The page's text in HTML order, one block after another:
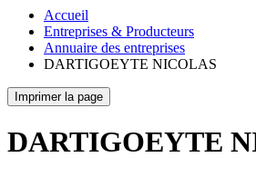
Accueil
Entreprises & Producteurs
Annuaire des entreprises
DARTIGOEYTE NICOLAS
Imprimer la page
DARTIGOEYTE